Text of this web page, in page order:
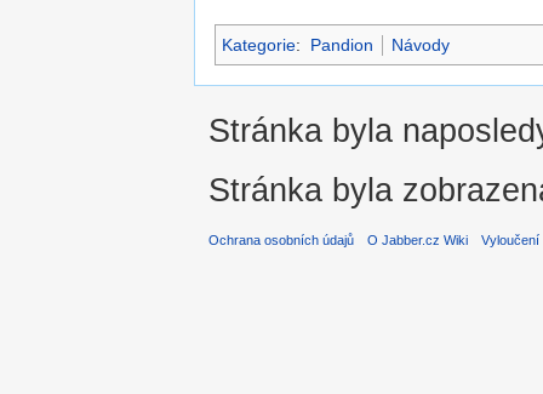
Kategorie: Pandion Návody
Stránka byla
Stránka byla
Ochrana osobních údajů O Jabber.cz Wiki Vyloučení